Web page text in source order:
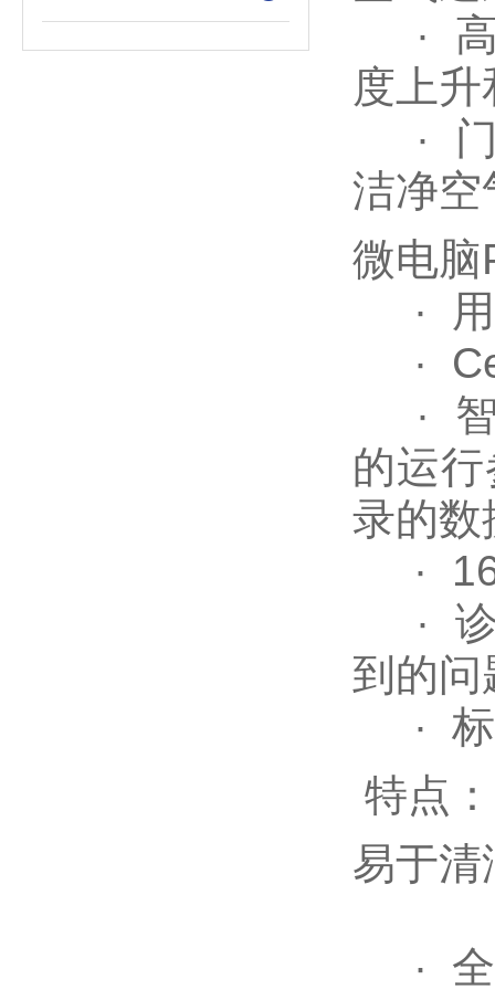
· 高
度上
· 门
洁净空
微电脑
· 用
·
· 智
的运
录的数
·
· 诊
到的问
· 标
特点：
易于清
· 全